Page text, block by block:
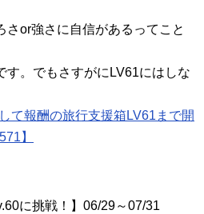
さor強さに自信があるってこと
す。でもさすがにLV61にはしな
て報酬の旅行支援箱LV61まで開
】
に挑戦！】06/29～07/31